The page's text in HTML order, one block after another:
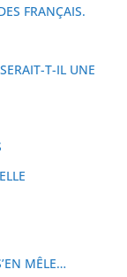
FRANÇAIS.
T-IL UNE
MÊLE…